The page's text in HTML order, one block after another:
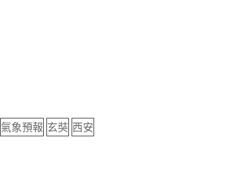
氣象預報 玄奘 西安